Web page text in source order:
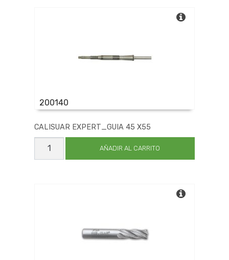
200140
CALISUAR EXPERT_GUIA 45 X55
CALISUAR
EXPERT_GUIA
AÑADIR AL CARRITO